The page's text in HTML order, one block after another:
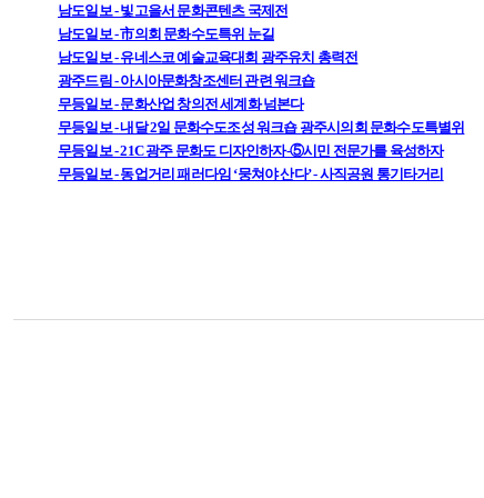
남도일보 - 빛고을서 문화콘텐츠 국제전
남도일보 - 市의회 문화수도특위 눈길
남도일보 - 유네스코 예술교육대회 광주유치 총력전
광주드림 - 아시아문화창조센터 관련 워크숍
무등일보 - 문화산업 창의전 세계화 넘본다
무등일보 - 내달 2일 문화수도조성 워크숍 광주시의회 문화수도특별위
무등일보 - 21C 광주 문화도 디자인하자-⑤시민 전문가를 육성하자
무등일보 - 동업거리 패러다임 ‘뭉쳐야 산다’ - 사직공원 통기타거리